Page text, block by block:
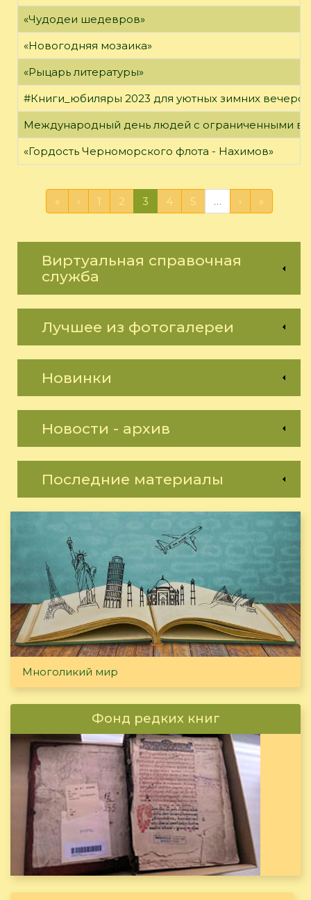
«Чудодеи шедевров»
«Новогодняя мозаика»
«Рыцарь литературы»
#Книги_юбиляры 2023 для уютных зимних вечеров
Международный день людей с ограниченными
«Гордость Черноморского флота - Нахимов»
« ‹ 1 2 3 4 5 … › »
Виртуальная справочная
служба
Лучшее из фотогалереи
Новинки
Новости - архив
Последние материалы
Многоликий мир
Фонд редких книг